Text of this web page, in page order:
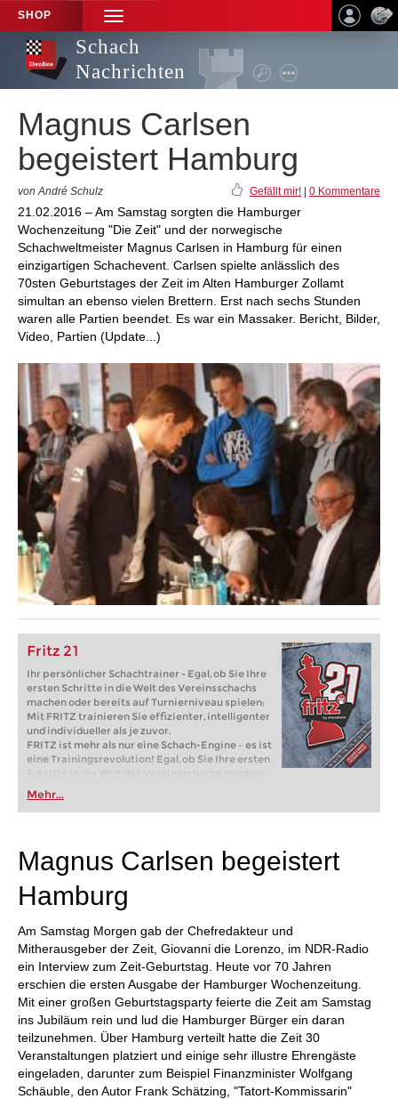
SHOP
TOGGLE
NAVIGATION
Schach
Nachrichten
Magnus Carlsen
begeistert Hamburg
von André Schulz Gefällt mir! 0 Kommentare
21.02.2016 – Am Samstag sorgten die Hamburger
Wochenzeitung "Die Zeit" und der norwegische
Schachweltmeister Magnus Carlsen in Hamburg für einen
einzigartigen Schachevent. Carlsen spielte anlässlich des
70sten Geburtstages der Zeit im Alten Hamburger Zollamt
simultan an ebenso vielen Brettern. Erst nach sechs Stunden
waren alle Partien beendet. Es war ein Massaker. Bericht, Bilder,
Video, Partien (Update...)
Fritz 21
Ihr persönlicher Schachtrainer - Egal, ob Sie Ihre
ersten Schritte in die Welt des Vereinsschachs
machen oder bereits auf Turnierniveau spielen:
Mit FRITZ trainieren Sie effizienter, intelligenter
und individueller als je zuvor.
FRITZ ist mehr als nur eine Schach-Engine – es ist
eine Trainingsrevolution! Egal, ob Sie Ihre ersten
Schritte in die Welt des Vereinsschachs machen
oder bereits auf Turnierniveau spielen: Mit
FRITZ trainieren Sie effizienter, intelligenter und
individueller als je zuvor.
Mehr...
Magnus Carlsen begeistert
Hamburg
Am Samstag Morgen gab der Chefredakteur und
Mitherausgeber der Zeit, Giovanni die Lorenzo, im NDR-Radio
ein Interview zum Zeit-Geburtstag. Heute vor 70 Jahren
erschien die ersten Ausgabe der Hamburger Wochenzeitung.
Mit einer großen Geburtstagsparty feierte die Zeit am Samstag
ins Jubiläum rein und lud die Hamburger Bürger ein daran
teilzunehmen. Über Hamburg verteilt hatte die Zeit 30
Veranstaltungen platziert und einige sehr illustre Ehrengäste
eingeladen, darunter zum Beispiel Finanzminister Wolfgang
Schäuble, den Autor Frank Schätzing, "Tatort-Kommissarin"